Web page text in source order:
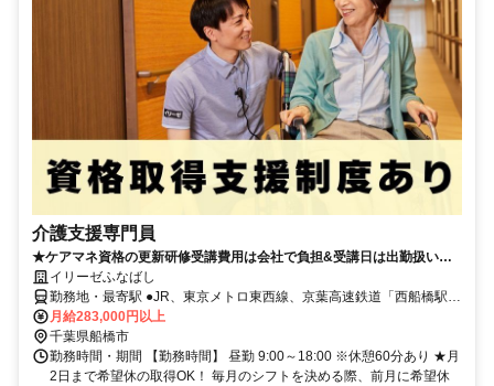
介護支援専門員
★ケアマネ資格の更新研修受講費用は会社で負担&受講日は出勤扱いと
なります！(規定あり)★
イリーゼふなばし
勤務地・最寄駅 ●JR、東京メトロ東西線、京葉高速鉄道「西船橋駅」
より徒歩約12分 ●京成本線「京成西船駅」より徒歩約9分 ●京成本線
「東中山駅」より徒歩約4分
月給283,000円以上
千葉県船橋市
勤務時間・期間 【勤務時間】 昼勤 9:00～18:00 ※休憩60分あり ★月
2日まで希望休の取得OK！ 毎月のシフトを決める際、前月に希望休